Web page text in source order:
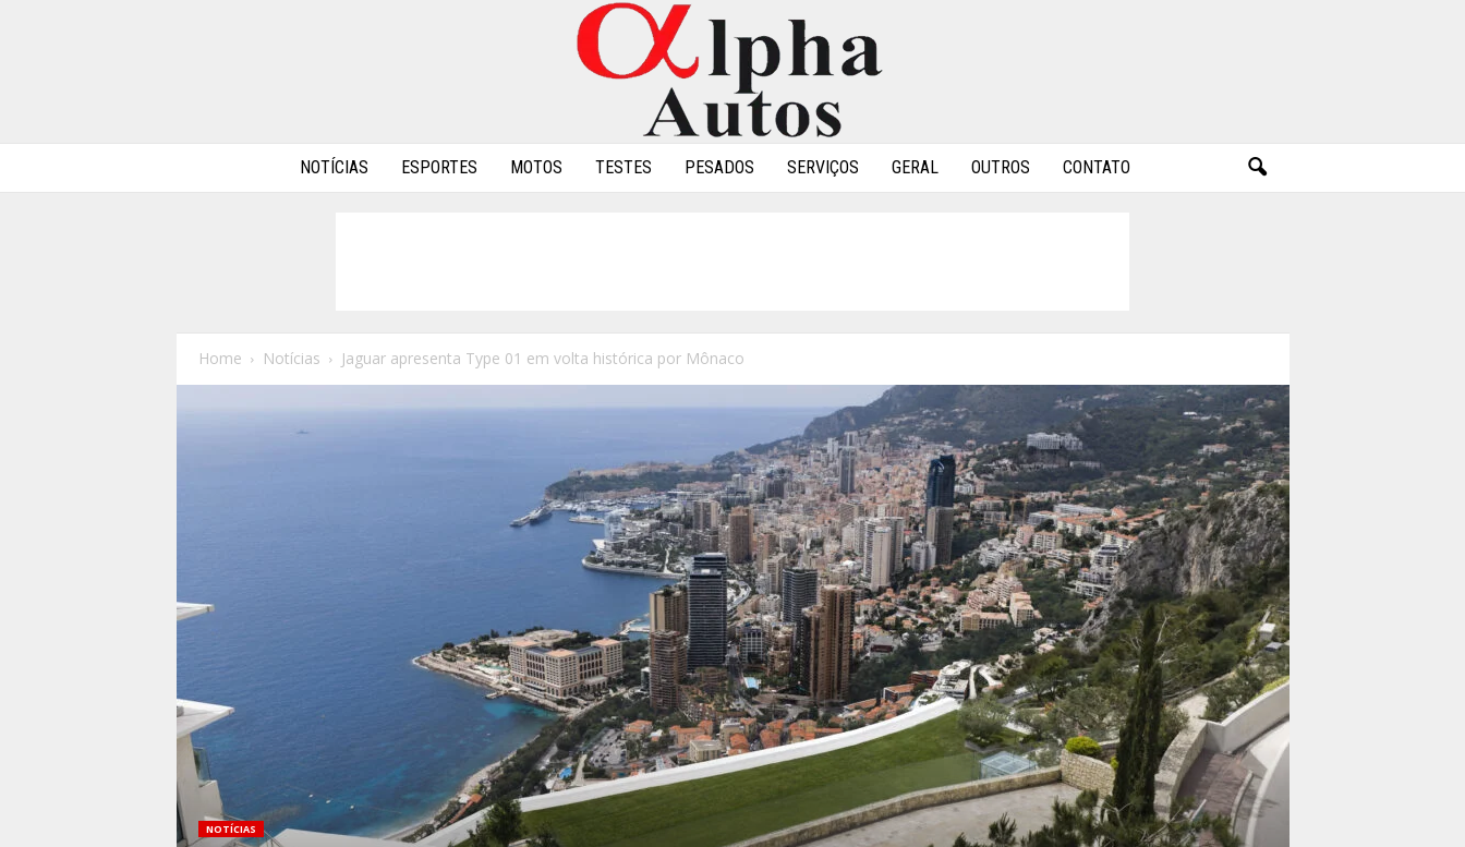
NOTÍCIAS ESPORTES MOTOS TESTES PESADOS SERVIÇOS GERAL OUTROS CONTATO
Home Notícias Jaguar apresenta Type 01 em volta histórica por Mônaco
NOTÍCIAS